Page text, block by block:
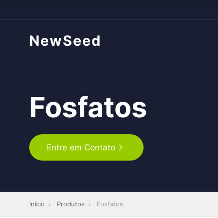
NewSeed
Fosfatos
Entre em Contato
Início › Produtos › Fosfatos